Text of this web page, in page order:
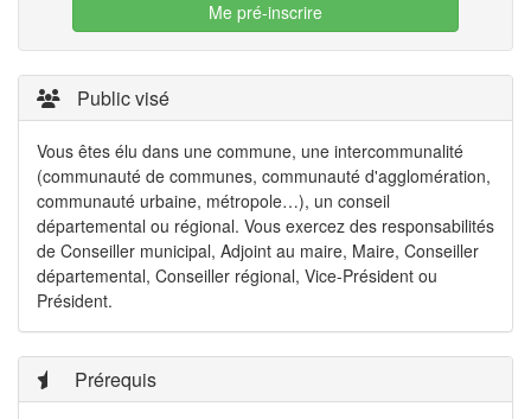
Me pré-inscrire
Public visé
Vous êtes élu dans une commune, une intercommunalité
(communauté de communes, communauté d'agglomération,
communauté urbaine, métropole…), un conseil
départemental ou régional. Vous exercez des responsabilités
de Conseiller municipal, Adjoint au maire, Maire, Conseiller
départemental, Conseiller régional, Vice-Président ou
Président.
Prérequis